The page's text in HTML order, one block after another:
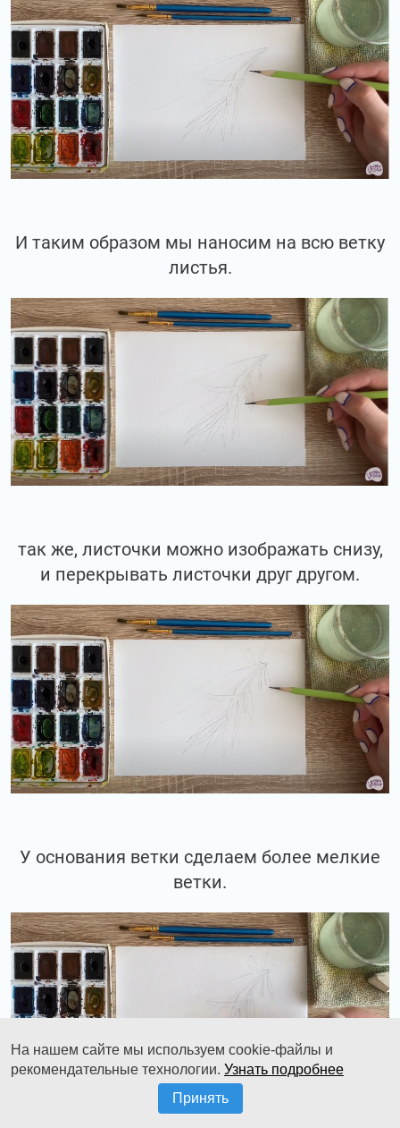
И таким образом мы наносим на всю ветку
листья.
так же, листочки можно изображать снизу,
и перекрывать листочки друг другом.
У основания ветки сделаем более мелкие
ветки.
На нашем сайте мы используем cookie-файлы и
рекомендательные технологии. Узнать подробнее
Принять